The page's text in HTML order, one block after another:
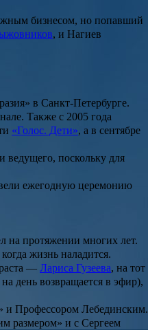
бизнесом, но попавший
, и Нагиев
в Санкт-Петербурге.
Также с 2005 года
«Голос. Дети», а в сентябре
ведущего, поскольку для
ежегодную церемонию
на протяжении многих лет.
жизнь наладится.
— Лариса Гузеева, на тот
день возвращается в эфир),
и Профессором Лебединским.
размером» и с Сергеем